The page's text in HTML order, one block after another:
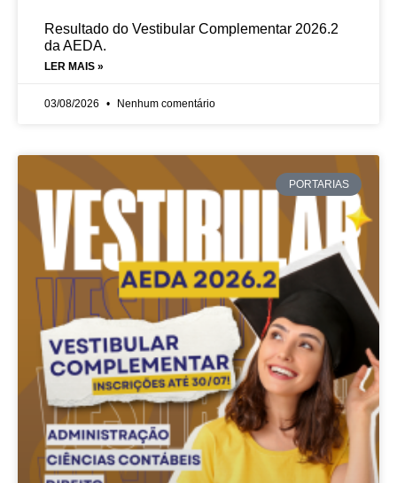
Resultado do Vestibular Complementar 2026.2
da AEDA.
LER MAIS »
03/08/2026 Nenhum comentário
PORTARIAS